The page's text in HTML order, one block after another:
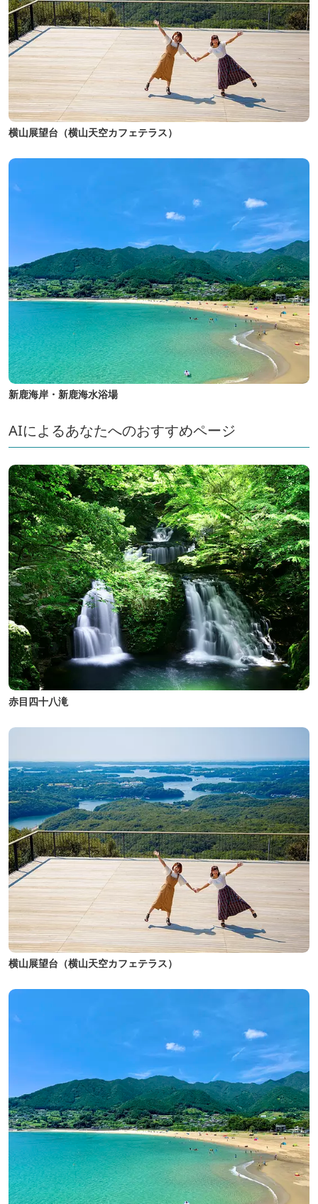
横山展望台（横山天空カフェテラス）
新鹿海岸・新鹿海水浴場
AIによるあなたへのおすすめページ
赤目四十八滝
横山展望台（横山天空カフェテラス）